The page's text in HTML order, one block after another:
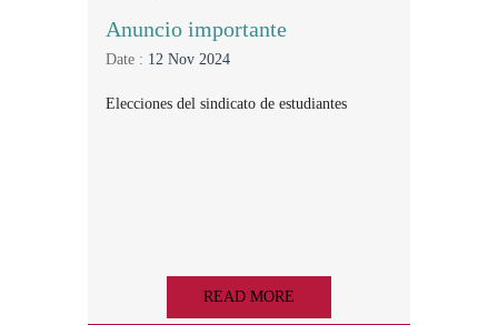
Anuncio importante
Date : 12 Nov 2024
Elecciones del sindicato de estudiantes
READ MORE